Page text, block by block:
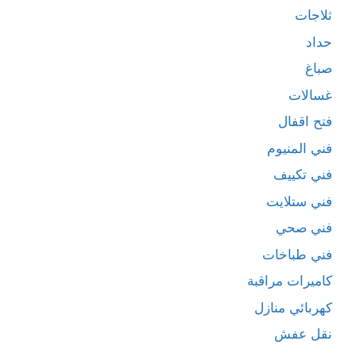
ثلاجات
حداد
صباغ
غسالات
فتح اقفال
فني المنيوم
فني تكييف
فني ستلايت
فني صحي
فني طباخات
كاميرات مراقبة
كهربائي منازل
نقل عفش